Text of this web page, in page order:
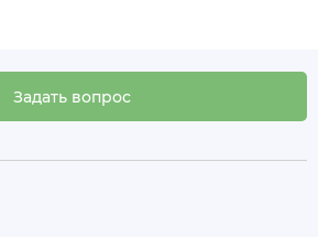
Задать вопрос